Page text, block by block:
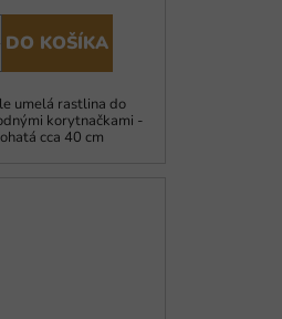
DO KOŠÍKA
umelá rastlina do
korytnačkami -
cca 40 cm